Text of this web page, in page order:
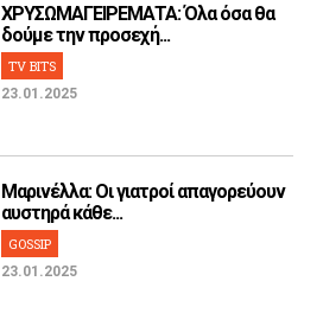
ΧΡΥΣΩΜΑΓΕΙΡΕΜΑΤΑ: Όλα όσα θα
δούμε την προσεχή...
TV BITS
23.01.2025
Μαρινέλλα: Οι γιατροί απαγορεύουν
αυστηρά κάθε...
GOSSIP
23.01.2025